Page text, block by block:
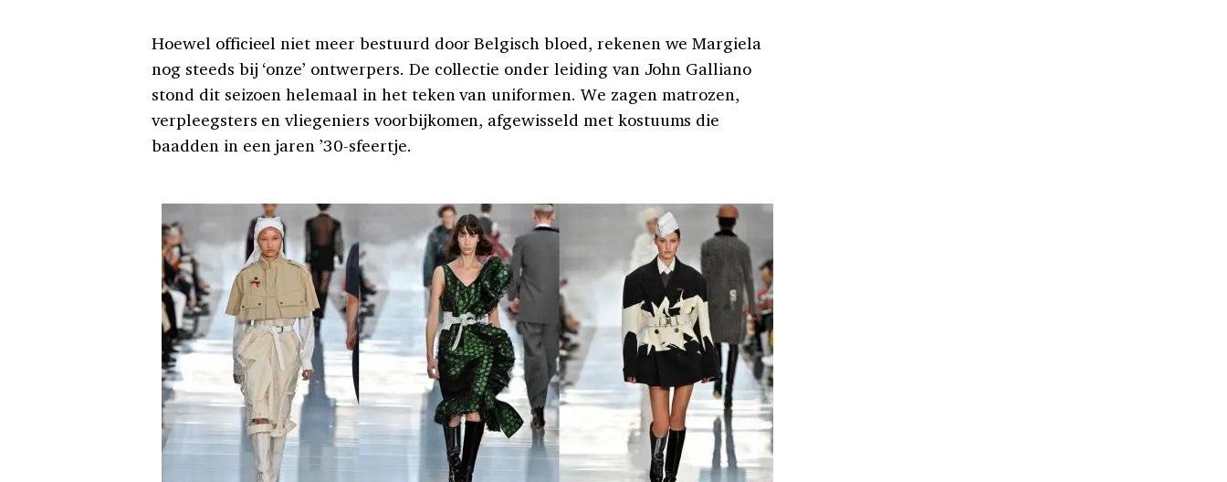
Hoewel officieel niet meer bestuurd door Belgisch bloed, rekenen we Margiela
nog steeds bij ‘onze’ ontwerpers. De collectie onder leiding van John Galliano
stond dit seizoen helemaal in het teken van uniformen. We zagen matrozen,
verpleegsters en vliegeniers voorbijkomen, afgewisseld met kostuums die
baadden in een jaren ’30-sfeertje.